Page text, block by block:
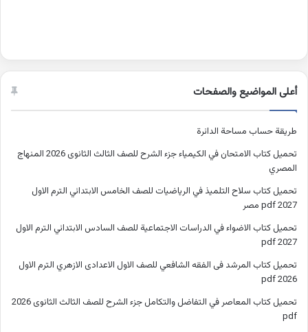
أعلى المواضيع والصفحات
طريقة حساب مساحة الدائرة
تحميل كتاب الامتحان في الكيمياء جزء الشرح للصف الثالث الثانوى 2026 المنهاج
المصري
تحميل كتاب سلاح التلميذ في الرياضيات للصف الخامس الابتدائي الترم الاول
2027 pdf مصر
تحميل كتاب الاضواء في الدراسات الاجتماعية للصف السادس الابتدائي الترم الاول
2027 pdf
تحميل كتاب المرشد فى الفقه الشافعي للصف الاول الاعدادى الازهري الترم الاول
2026 pdf
تحميل كتاب المعاصر في التفاضل والتكامل جزء الشرح للصف الثالث الثانوى 2026
pdf